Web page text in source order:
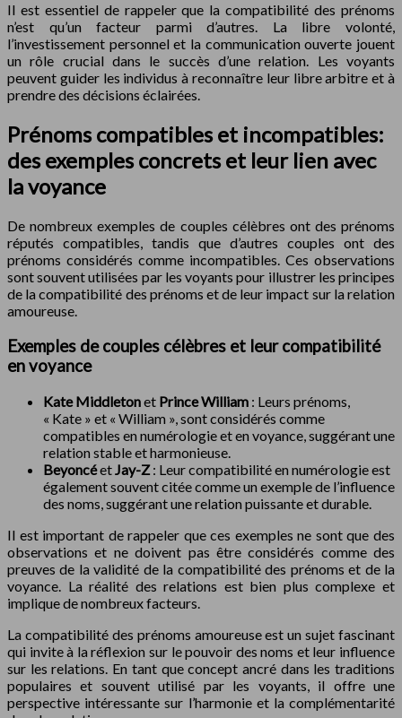
Il est essentiel de rappeler que la compatibilité des prénoms
n’est qu’un facteur parmi d’autres. La libre volonté,
l’investissement personnel et la communication ouverte jouent
un rôle crucial dans le succès d’une relation. Les voyants
peuvent guider les individus à reconnaître leur libre arbitre et à
prendre des décisions éclairées.
Prénoms compatibles et incompatibles:
des exemples concrets et leur lien avec
la voyance
De nombreux exemples de couples célèbres ont des prénoms
réputés compatibles, tandis que d’autres couples ont des
prénoms considérés comme incompatibles. Ces observations
sont souvent utilisées par les voyants pour illustrer les principes
de la compatibilité des prénoms et de leur impact sur la relation
amoureuse.
Exemples de couples célèbres et leur compatibilité
en voyance
Kate Middletonet Prince William : Leurs prénoms,
« Kate » et « William », sont considérés comme
compatibles en numérologie et en voyance, suggérant une
relation stable et harmonieuse.
Beyoncéet Jay-Z: Leur compatibilité en numérologie est
également souvent citée comme un exemple de l’influence
des noms, suggérant une relation puissante et durable.
Il est important de rappeler que ces exemples ne sont que des
observations et ne doivent pas être considérés comme des
preuves de la validité de la compatibilité des prénoms et de la
voyance. La réalité des relations est bien plus complexe et
implique de nombreux facteurs.
La compatibilité des prénoms amoureuse est un sujet fascinant
qui invite à la réflexion sur le pouvoir des noms et leur influence
sur les relations. En tant que concept ancré dans les traditions
populaires et souvent utilisé par les voyants, il offre une
perspective intéressante sur l’harmonie et la complémentarité